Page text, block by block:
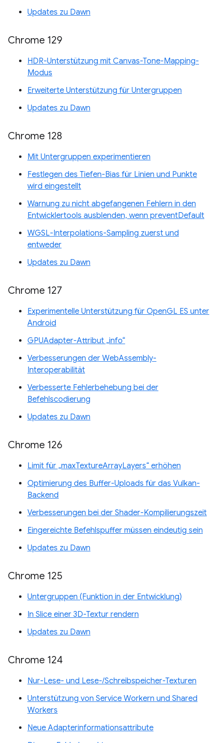
Updates zu Dawn
Chrome 129
HDR-Unterstützung mit Canvas-Tone-Mapping-
Modus
Erweiterte Unterstützung für Untergruppen
Updates zu Dawn
Chrome 128
Mit Untergruppen experimentieren
Festlegen des Tiefen-Bias für Linien und Punkte
wird eingestellt
Warnung zu nicht abgefangenen Fehlern in den
Entwicklertools ausblenden, wenn preventDefault
WGSL-Interpolations-Sampling zuerst und
entweder
Updates zu Dawn
Chrome 127
Experimentelle Unterstützung für OpenGL ES unter
Android
GPUAdapter-Attribut „info“
Verbesserungen der WebAssembly-
Interoperabilität
Verbesserte Fehlerbehebung bei der
Befehlscodierung
Updates zu Dawn
Chrome 126
Limit für „maxTextureArrayLayers“ erhöhen
Optimierung des Buffer-Uploads für das Vulkan-
Backend
Verbesserungen bei der Shader-Kompilierungszeit
Eingereichte Befehlspuffer müssen eindeutig sein
Updates zu Dawn
Chrome 125
Untergruppen (Funktion in der Entwicklung)
In Slice einer 3D-Textur rendern
Updates zu Dawn
Chrome 124
Nur-Lese- und Lese-/Schreibspeicher-Texturen
Unterstützung von Service Workern und Shared
Workers
Neue Adapterinformationsattribute